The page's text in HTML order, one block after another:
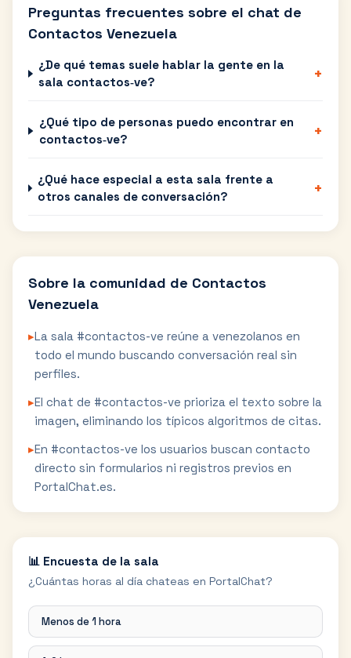
Preguntas frecuentes sobre el chat de
Contactos Venezuela
¿De qué temas suele hablar la gente en la
sala contactos‑ve?
+
¿Qué tipo de personas puedo encontrar en
contactos‑ve?
+
¿Qué hace especial a esta sala frente a
otros canales de conversación?
+
Sobre la comunidad de Contactos
Venezuela
▸La sala #contactos-ve reúne a venezolanos en
todo el mundo buscando conversación real sin
perfiles.
▸El chat de #contactos-ve prioriza el texto sobre la
imagen, eliminando los típicos algoritmos de citas.
▸En #contactos-ve los usuarios buscan contacto
directo sin formularios ni registros previos en
PortalChat.es.
📊 Encuesta de la sala
¿Cuántas horas al día chateas en PortalChat?
Menos de 1 hora